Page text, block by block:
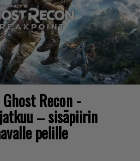
Recon -
– sisäpiirin
pelille